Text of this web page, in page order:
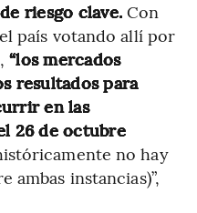
riesgo clave.Con
país votando allí por
“los mercados
resultados para
en las
26 de octubre
no hay
instancias)”,